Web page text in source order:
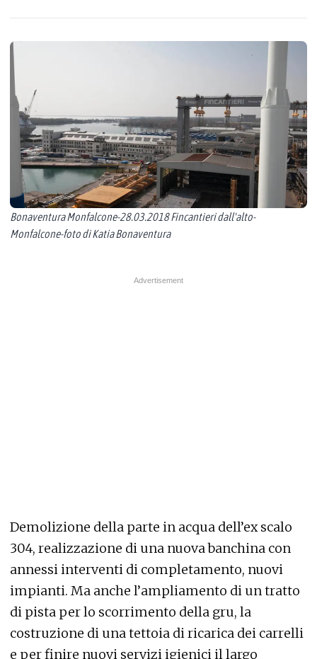
Bonaventura Monfalcone-28.03.2018 Fincantieri dall'alto-
Monfalcone-foto di Katia Bonaventura
Demolizione della parte in acqua dell’ex scalo
304, realizzazione di una nuova banchina con
annessi interventi di completamento, nuovi
impianti. Ma anche l’ampliamento di un tratto
di pista per lo scorrimento della gru, la
costruzione di una tettoia di ricarica dei carrelli
e per finire nuovi servizi igienici il largo